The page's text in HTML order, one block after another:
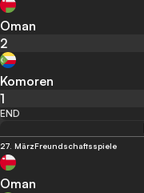
Oman
2
Komoren
1
END
27. MärzFreundschaftsspiele
Oman